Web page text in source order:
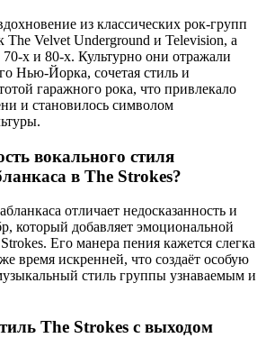
из классических рок-групп
The Velvet Underground и Television, а
х и 80-х. Культурно они отражали
Нью-Йорка, сочетая стиль и
гаражного рока, что привлекало
и становилось символом
вокального стиля
в The Strokes?
отличает недосказанность и
который добавляет эмоциональной
Его манера пения кажется слегка
время искренней, что создаёт особую
стиль группы узнаваемым и
The Strokes с выходом